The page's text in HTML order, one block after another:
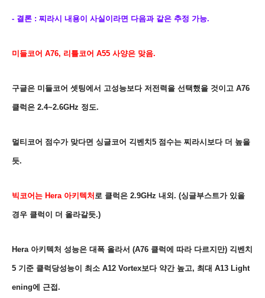
- 결론 : 찌라시 내용이 사실이라면 다음과 같은 추정 가능.
미들코어 A76, 리틀코어 A55 사양은 맞음.
구글은 미들코어 셋팅에서 고성능보다 저전력을 선택했을 것이고 A76
클럭은 2.4~2.6GHz 정도.
멀티코어 점수가 맞다면 싱글코어 긱벤치5 점수는 찌라시보다 더 높을
듯.
빅코어는 Hera 아키텍처 로 클럭은 2.9GHz 내외. (싱글부스트가 있을
경우 클럭이 더 올라갈듯.)
Hera 아키텍처 성능은 대폭 올라서 (A76 클럭에 따라 다르지만) 긱벤치
5 기준 클럭당성능이 최소 A12 Vortex보다 약간 높고, 최대 A13 Light
ening에 근접 .